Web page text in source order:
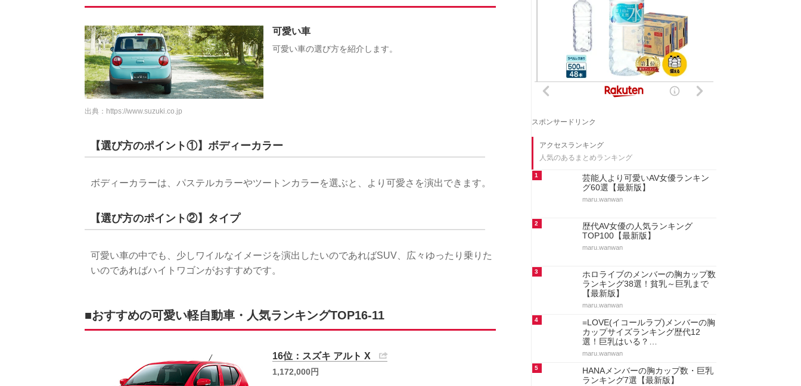
可愛い車
可愛い車の選び方を紹介します。
出典： https://www.suzuki.co.jp
【選び方のポイント①】ボディーカラー
ボディーカラーは、パステルカラーやツートンカラーを選ぶと、より可愛さを演出できます。
【選び方のポイント②】タイプ
可愛い車の中でも、少しワイルなイメージを演出したいのであればSUV、広々ゆったり乗りた
いのであればハイトワゴンがおすすめです。
■おすすめの可愛い軽自動車・人気ランキングTOP16-11
16位：スズキ アルト X
1,172,000円
スポンサードリンク
アクセスランキング
人気のあるまとめランキング
1
芸能人より可愛いAV女優ランキン
グ60選【最新版】
maru.wanwan
2
歴代AV女優の人気ランキング
TOP100【最新版】
maru.wanwan
3
ホロライブのメンバーの胸カップ数
ランキング38選！貧乳～巨乳まで
【最新版】
maru.wanwan
4
=LOVE(イコールラブ)メンバーの胸
カップサイズランキング歴代12
選！巨乳はいる？…
maru.wanwan
5
HANAメンバーの胸カップ数・巨乳
ランキング7選【最新版】